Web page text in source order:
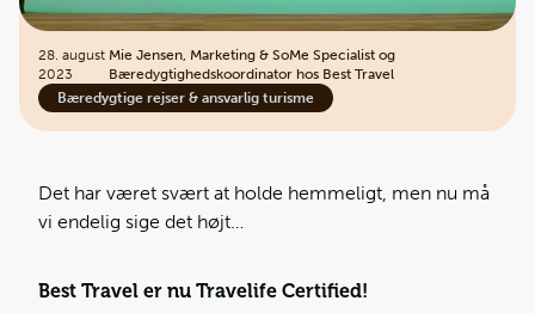
28. august
2023
Mie Jensen, Marketing & SoMe Specialist og
Bæredygtighedskoordinator hos Best Travel
Bæredygtige rejser & ansvarlig turisme
Det har været svært at holde hemmeligt, men nu må
vi endelig sige det højt…
Best Travel er nu Travelife Certified!